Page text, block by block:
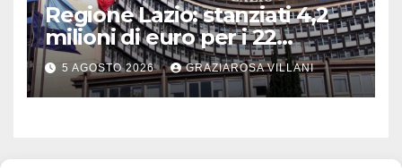
Regione Lazio: stanziati 4,2
milioni di euro per i 22
Comuni dell’Etruria
Meridionale
5 AGOSTO 2026 GRAZIAROSA VILLANI